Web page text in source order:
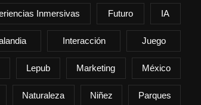
Inmersivas Futuro IA
Interacción Juego
Lepub Marketing México
Naturaleza Niñez Parques